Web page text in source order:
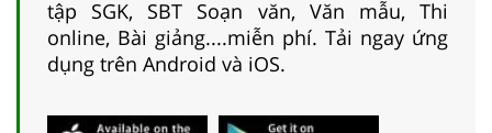
tập SGK, SBT Soạn văn, Văn mẫu, Thi
online, Bài giảng....miễn phí. Tải ngay ứng
dụng trên Android và iOS.